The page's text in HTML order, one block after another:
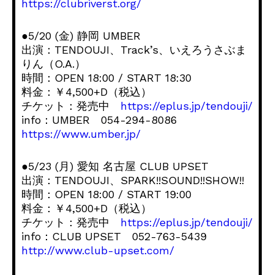
https://clubriverst.org/
●5/20 (金) 静岡 UMBER
出演：TENDOUJI、Track’s、いえろうさぶま
りん（O.A.）
時間：OPEN 18:00 / START 18:30
料金：￥4,500+D（税込）
チケット：発売中 https://eplus.jp/tendouji/
info：UMBER 054-294-8086
https://www.umber.jp/
●5/23 (月) 愛知 名古屋 CLUB UPSET
出演：TENDOUJI、SPARK!!SOUND!!SHOW!!
時間：OPEN 18:00 / START 19:00
料金：￥4,500+D（税込）
チケット：発売中 https://eplus.jp/tendouji/
info：CLUB UPSET 052-763-5439
http://www.club-upset.com/